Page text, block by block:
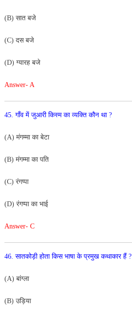
(B) सात बजे
(C) दस बजे
(D) ग्यारह बजे
Answer- A
45. गाँव में जुआरी किस्म का व्यक्ति कौन था ?
(A) मंगम्मा का बेटा
(B) मंगम्मा का पति
(C) रंगप्पा
(D) रंगप्पा का भाई
Answer- C
46. सातकोड़ी होता किस भाषा के प्रमुख कथाकार हैं ?
(A) बांग्ला
(B) उड़िया